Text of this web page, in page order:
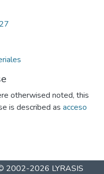
otherwised noted, this
is described as acceso
2002-2026 LYRASIS